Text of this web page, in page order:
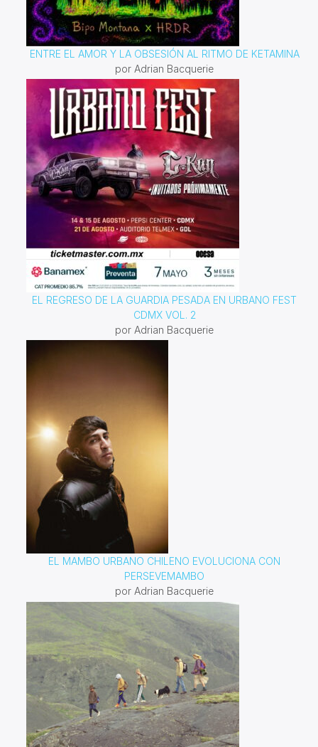
ENTRE EL AMOR Y LA OBSESIÓN AL RITMO DE KETAMINA
por Adrian Bacquerie
EL REGRESO DE LA GUARDIA PESADA EN URBANO FEST
CDMX VOL. 2
por Adrian Bacquerie
EL MAMBO URBANO CHILENO EVOLUCIONA CON
PERSEVEMAMBO
por Adrian Bacquerie